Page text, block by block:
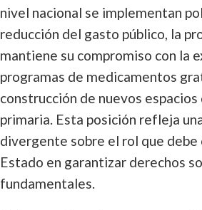
nivel nacional se implementan
reducción del gasto público, la
mantiene su compromiso con la
programas de medicamentos
construcción de nuevos
primaria. Esta posición refleja
divergente sobre el rol que debe
Estado en garantizar derechos
fundamentales.